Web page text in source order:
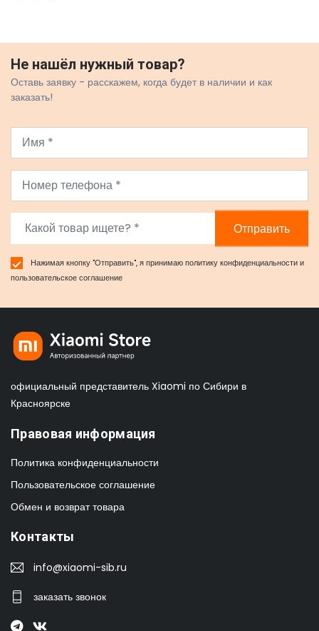
Не нашёл нужный товар?
Оставь заявку - расскажем, когда будет в наличии и как
заказать!
Отправить
Нажимая кнопку "Отправить", я принимаюполитику конфиденциальностии
пользовательское соглашение
официальный представитель Xiaomi по Сибири в
Красноярске
Правовая информация
Политика конфиденциальности
Пользовательское соглашение
Обмен и возврат товара
Контакты
info@xiaomi-sib.ru
заказать звонок